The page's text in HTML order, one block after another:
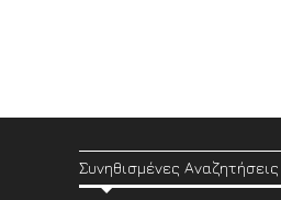
Συνηθισμένες Αναζητήσεις